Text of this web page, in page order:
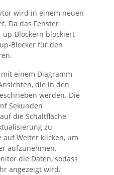
wird in einem neuen
Da das Fenster
up-Blockern blockiert
Blocker für den
einem Diagramm
die in den
werden. Die
Sekunden
die Schaltfläche
zu
aufWeiter klicken, um
aufzunehmen,
die Daten, sodass
angezeigt wird.